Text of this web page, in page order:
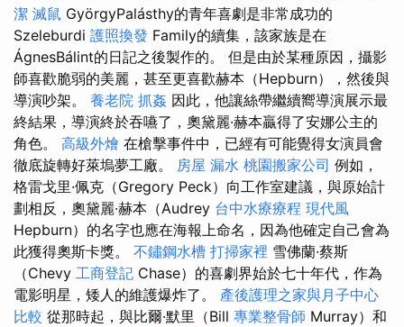
潔 滅鼠 GyörgyPalásthy的青年喜劇是非常成功的
Szeleburdi 護照換發 Family的續集，該家族是在
ÁgnesBálint的日記之後製作的。 但是由於某種原因，攝影
師喜歡脆弱的美麗，甚至更喜歡赫本（Hepburn），然後與
導演吵架。 養老院 抓姦 因此，他讓絲帶繼續嚮導演展示最
終結果，導演終於吞嚥了，奧黛麗·赫本贏得了安娜公主的
角色。 高級外燴 在槍擊事件中，已經有可能覺得女演員會
徹底旋轉好萊塢夢工廠。 房屋 漏水 桃園搬家公司 例如，
格雷戈里·佩克（Gregory Peck）向工作室建議，與原始計
劃相反，奧黛麗·赫本（Audrey 台中水療療程 現代風
Hepburn）的名字也應在海報上命名，因為他確定自己會為
此獲得奧斯卡獎。 不鏽鋼水槽 打掃家裡 雪佛蘭·蔡斯
（Chevy 工商登記 Chase）的喜劇界始於七十年代，作為
電影明星，矮人的維護爆炸了。 產後護理之家與月子中心
比較 從那時起，與比爾·默里（Bill 專業整骨師 Murray）和